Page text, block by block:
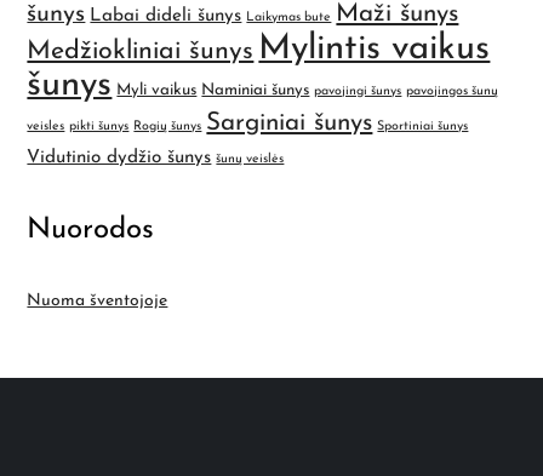
šunys Labai dideli šunys Laikymas bute
Maži šunys
Medžiokliniai šunys Mylintis vaikus
šunys Myli vaikus Naminiai šunys pavojingi šunys pavojingos šunų
veisles pikti šunys Rogių šunys Sarginiai šunys Sportiniai šunys
Vidutinio dydžio šunys šunų veislės
Nuorodos
Nuoma šventojoje